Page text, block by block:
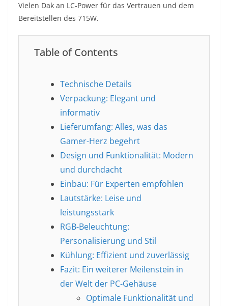
Vielen Dak an LC-Power für das Vertrauen und dem
Bereitstellen des 715W.
Table of Contents
Technische Details
Verpackung: Elegant und
informativ
Lieferumfang: Alles, was das
Gamer-Herz begehrt
Design und Funktionalität: Modern
und durchdacht
Einbau: Für Experten empfohlen
Lautstärke: Leise und
leistungsstark
RGB-Beleuchtung:
Personalisierung und Stil
Kühlung: Effizient und zuverlässig
Fazit: Ein weiterer Meilenstein in
der Welt der PC-Gehäuse
Optimale Funktionalität und